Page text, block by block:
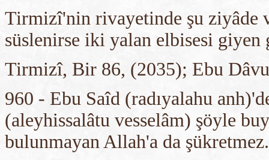
Tirmizî'nin rivayetinde şu ziyâde
süslenirse iki yalan elbisesi
Tirmizî, Bir 86, (2035); Ebu
960 - Ebu Saîd (radıyalahu
(aleyhissalâtu vesselâm) şöyle
bulunmayan Allah'a da